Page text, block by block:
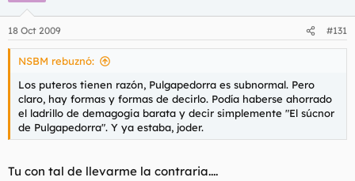
18 Oct 2009 #131
NSBM rebuznó:
Los puteros tienen razón, Pulgapedorra es subnormal. Pero
claro, hay formas y formas de decirlo. Podía haberse ahorrado
el ladrillo de demagogia barata y decir simplemente "El súcnor
de Pulgapedorra". Y ya estaba, joder.
Tu con tal de llevarme la contraria....